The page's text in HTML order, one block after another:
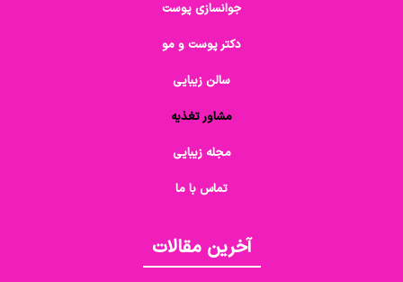
جوانسازی پوست
دکتر پوست و مو
سالن زیبایی
مشاور تغذیه
مجله زیبایی
تماس با ما
آخرین مقالات